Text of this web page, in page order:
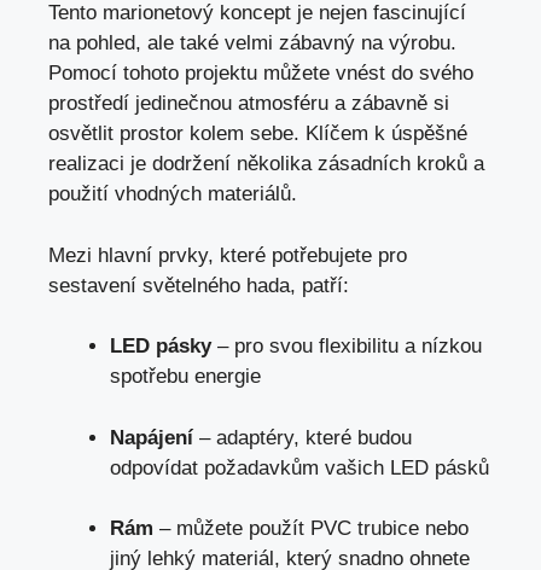
Tento marionetový koncept je nejen fascinující
na pohled, ale také velmi zábavný na výrobu.
Pomocí tohoto projektu můžete vnést do svého
prostředí jedinečnou atmosféru a zábavně si
osvětlit prostor kolem sebe. Klíčem k úspěšné
realizaci je dodržení několika zásadních kroků a
použití vhodných materiálů.
Mezi hlavní prvky, které potřebujete pro
sestavení světelného hada, patří:
LED pásky– pro svou flexibilitu a nízkou
spotřebu energie
Napájení – adaptéry, které budou
odpovídat požadavkům vašich LED pásků
Rám – můžete použít PVC trubice nebo
jiný lehký materiál, který snadno ohnete